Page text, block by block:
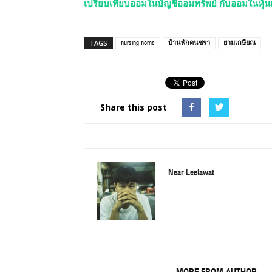
เปรียบเทียบออมในบัญชีออมทรัพย์ กับออมในหุ้น
TAGS nursing home บ้านพักคนชรา ยามเกษียณ
Share this post
Near Leelawat